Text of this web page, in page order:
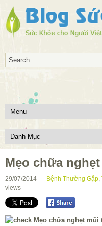
Mẹo chữa
29/07/2014 Bệnh Thường Gặp,
views